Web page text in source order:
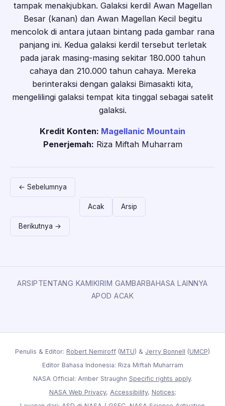
tampak menakjubkan. Galaksi kerdil Awan Magellan
Besar (kanan) dan Awan Magellan Kecil begitu
mencolok di antara jutaan bintang pada gambar rana
panjang ini. Kedua galaksi kerdil tersebut terletak
pada jarak masing-masing sekitar 180.000 tahun
cahaya dan 210.000 tahun cahaya. Mereka
berinteraksi dengan galaksi Bimasakti kita,
mengelilingi galaksi tempat kita tinggal sebagai satelit
galaksi.
Kredit Konten: Magellanic Mountain
Penerjemah: Riza Miftah Muharram
← Sebelumnya
Acak Arsip
Berikutnya →
ARSIPTENTANG KAMIKIRIM GAMBARBAHASA LAINNYA
APOD ACAK
Penulis & Editor: Robert Nemiroff (MTU) & Jerry Bonnell (UMCP)
Editor Bahasa Indonesia: Riza Miftah Muharram
NASA Official: Amber Straughn Specific rights apply.
NASA Web Privacy, Accessibility, Notices;